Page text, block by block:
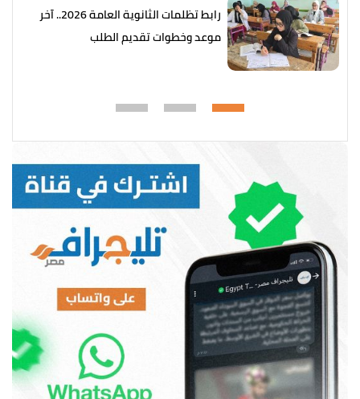
رابط تظلمات الثانوية العامة 2026.. آخر
موعد وخطوات تقديم الطلب